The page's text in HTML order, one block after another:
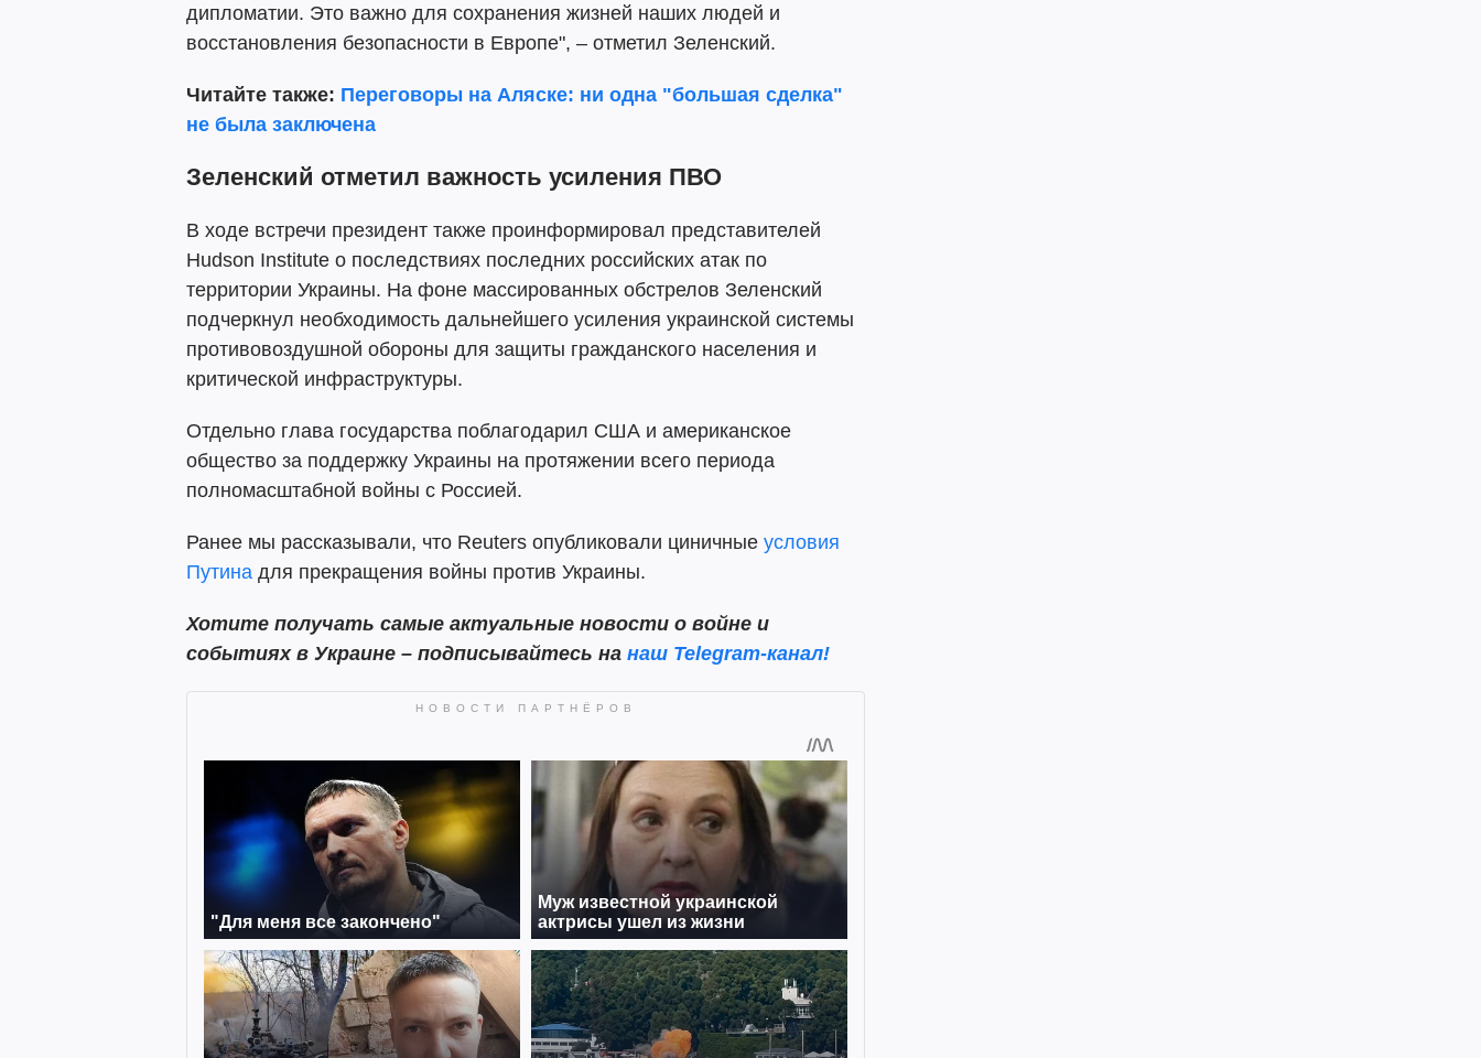
дипломатии. Это важно для сохранения жизней наших людей и
восстановления безопасности в Европе", – отметил Зеленский.
Читайте также: Переговоры на Аляске: ни одна "большая сделка"
не была заключена
Зеленский отметил важность усиления ПВО
В ходе встречи президент также проинформировал представителей
Hudson Institute о последствиях последних российских атак по
территории Украины. На фоне массированных обстрелов Зеленский
подчеркнул необходимость дальнейшего усиления украинской системы
противовоздушной обороны для защиты гражданского населения и
критической инфраструктуры.
Отдельно глава государства поблагодарил США и американское
общество за поддержку Украины на протяжении всего периода
полномасштабной войны с Россией.
Ранее мы рассказывали, что Reuters опубликовали циничные условия
Путина для прекращения войны против Украины.
Хотите получать самые актуальные новости о войне и
событиях в Украине – подписывайтесь на наш Telegram-канал!